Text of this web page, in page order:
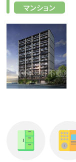
マンション